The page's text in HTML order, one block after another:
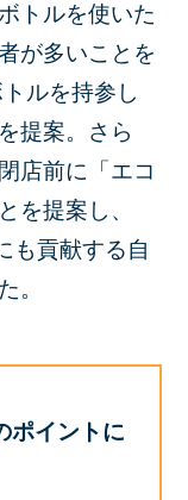
トルを使いた
が多いことを
ルを持参し
提案。さら
店前に「エコ
を提案し、
も貢献する自
。
ポイントに